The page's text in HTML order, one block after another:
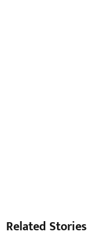
Related Stories